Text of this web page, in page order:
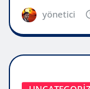
yönetici